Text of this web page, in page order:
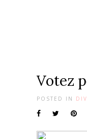
Votez
POSTED IN